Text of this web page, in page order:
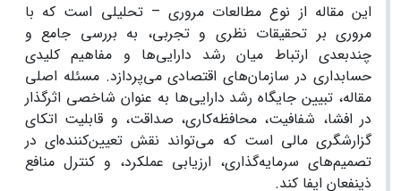
این مقاله از نوع مطالعات مروری – تحلیلی است که با
مروری بر تحقیقات نظری و تجربی، به بررسی جامع و
چندبعدی ارتباط میان رشد دارایی‌ها و مفاهیم کلیدی
حسابداری در سازمان‌های اقتصادی می‌پردازد. مسئله اصلی
مقاله، تبیین جایگاه رشد دارایی‌ها به عنوان شاخصی اثرگذار
در افشا، شفافیت، محافظه‌کاری، صداقت، و قابلیت اتکای
گزارشگری مالی است که می‌تواند نقش تعیین‌کننده‌ای در
تصمیم‌های سرمایه‌گذاری، ارزیابی عملکرد، و کنترل منافع
ذینفعان ایفا کند.